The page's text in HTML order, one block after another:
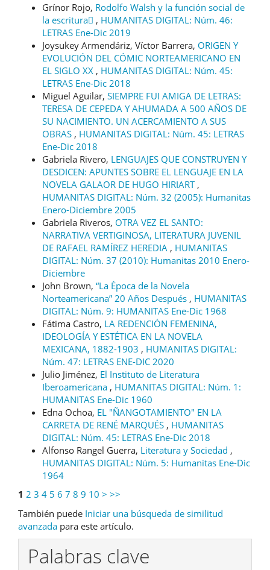
Grínor Rojo, Rodolfo Walsh y la función social de
la escritura , HUMANITAS DIGITAL: Núm. 46:
LETRAS Ene-Dic 2019
Joysukey Armendáriz, Víctor Barrera, ORIGEN Y
EVOLUCIÓN DEL CÓMIC NORTEAMERICANO EN
EL SIGLO XX , HUMANITAS DIGITAL: Núm. 45:
LETRAS Ene-Dic 2018
Miguel Aguilar, SIEMPRE FUI AMIGA DE LETRAS:
TERESA DE CEPEDA Y AHUMADA A 500 AÑOS DE
SU NACIMIENTO. UN ACERCAMIENTO A SUS
OBRAS , HUMANITAS DIGITAL: Núm. 45: LETRAS
Ene-Dic 2018
Gabriela Rivero, LENGUAJES QUE CONSTRUYEN Y
DESDICEN: APUNTES SOBRE EL LENGUAJE EN LA
NOVELA GALAOR DE HUGO HIRIART ,
HUMANITAS DIGITAL: Núm. 32 (2005): Humanitas
Enero-Diciembre 2005
Gabriela Riveros, OTRA VEZ EL SANTO:
NARRATIVA VERTIGINOSA, LITERATURA JUVENIL
DE RAFAEL RAMÍREZ HEREDIA , HUMANITAS
DIGITAL: Núm. 37 (2010): Humanitas 2010 Enero-
Diciembre
John Brown, “La Época de la Novela
Norteamericana” 20 Años Después , HUMANITAS
DIGITAL: Núm. 9: HUMANITAS Ene-Dic 1968
Fátima Castro, LA REDENCIÓN FEMENINA,
IDEOLOGÍA Y ESTÉTICA EN LA NOVELA
MEXICANA, 1882-1903 , HUMANITAS DIGITAL:
Núm. 47: LETRAS ENE-DIC 2020
Julio Jiménez, El Instituto de Literatura
Iberoamericana , HUMANITAS DIGITAL: Núm. 1:
HUMANITAS Ene-Dic 1960
Edna Ochoa, EL "ÑANGOTAMIENTO" EN LA
CARRETA DE RENÉ MARQUÉS , HUMANITAS
DIGITAL: Núm. 45: LETRAS Ene-Dic 2018
Alfonso Rangel Guerra, Literatura y Sociedad ,
HUMANITAS DIGITAL: Núm. 5: Humanitas Ene-Dic
1964
1 2 3 4 5 6 7 8 9 10 > >>
También puede Iniciar una búsqueda de similitud
avanzada para este artículo.
Palabras clave